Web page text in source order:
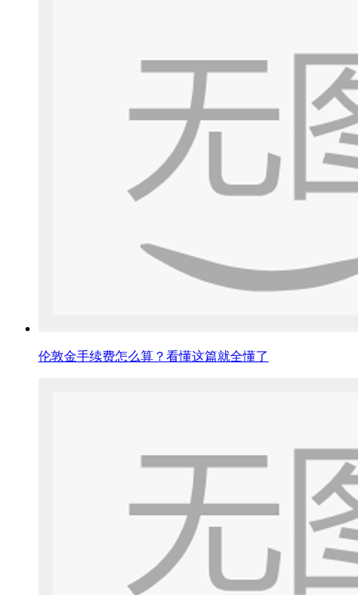
伦敦金手续费怎么算？看懂这篇就全懂了